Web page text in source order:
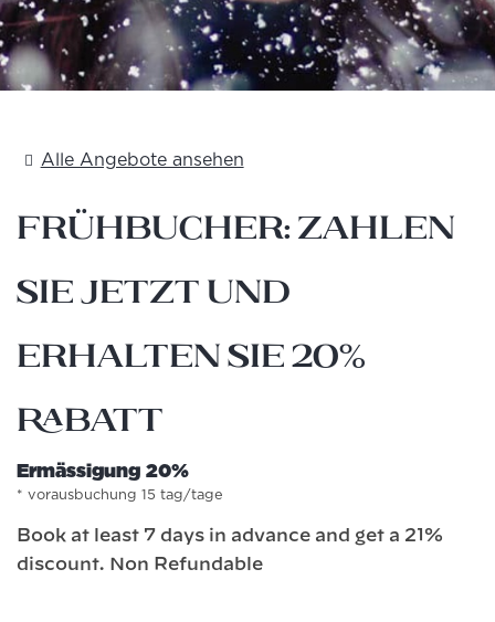
Alle Angebote ansehen
Frühbucher: Zahlen
Sie jetzt und
erhalten Sie 20%
Rabatt
Ermässigung 20%
vorausbuchung 15 tag/tage
Book at least 7 days in advance and get a 21%
discount. Non Refundable